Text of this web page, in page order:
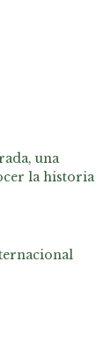
una
la historia